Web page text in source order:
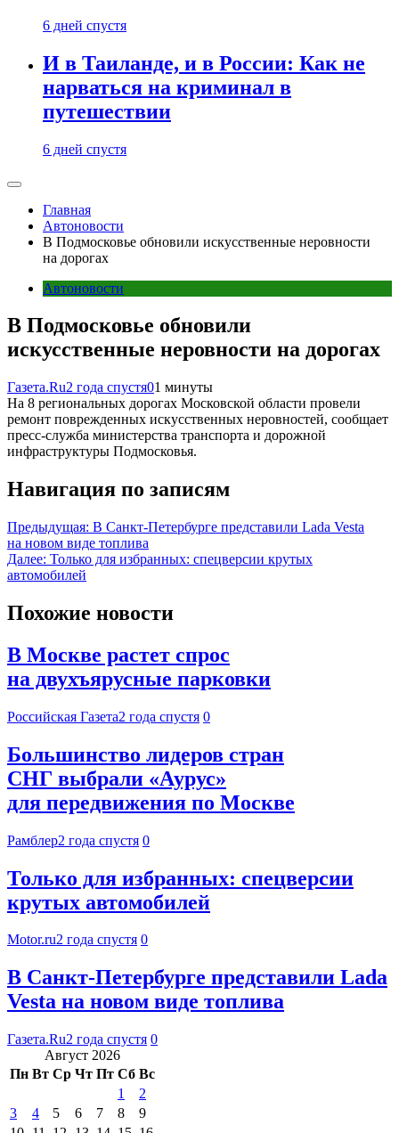
6 дней спустя
И в Таиланде, и в России: Как не
нарваться на криминал в
путешествии
6 дней спустя
Главная
Автоновости
В Подмосковье обновили искусственные неровности
на дорогах
Автоновости
В Подмосковье обновили
искусственные неровности на дорогах
Газета.Ru2 года спустя01 минуты
На 8 региональных дорогах Московской области провели
ремонт поврежденных искусственных неровностей, сообщает
пресс-служба министерства транспорта и дорожной
инфраструктуры Подмосковья.
Навигация по записям
Предыдущая: В Санкт-Петербурге представили Lada Vesta
на новом виде топлива
Далее: Только для избранных: спецверсии крутых
автомобилей
Похожие новости
В Москве растет спрос
на двухъярусные парковки
Российская Газета2 года спустя 0
Большинство лидеров стран
СНГ выбрали «Аурус»
для передвижения по Москве
Рамблер2 года спустя 0
Только для избранных: спецверсии
крутых автомобилей
Motor.ru2 года спустя 0
В Санкт-Петербурге представили Lada
Vesta на новом виде топлива
Газета.Ru2 года спустя 0
Август 2026
Пн Вт Ср Чт Пт Сб Вс
1
2
3
4 5 6 7 8
9